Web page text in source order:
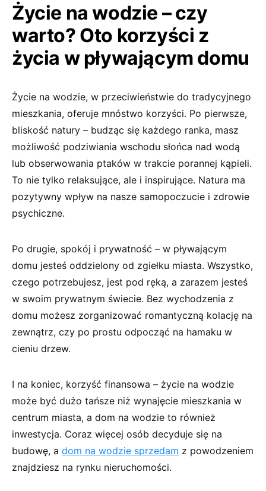
Życie na wodzie – czy
warto? Oto korzyści z
życia w pływającym domu
Życie na wodzie, w przeciwieństwie do tradycyjnego
mieszkania, oferuje mnóstwo korzyści. Po pierwsze,
bliskość natury – budząc się każdego ranka, masz
możliwość podziwiania wschodu słońca nad wodą
lub obserwowania ptaków w trakcie porannej kąpieli.
To nie tylko relaksujące, ale i inspirujące. Natura ma
pozytywny wpływ na nasze samopoczucie i zdrowie
psychiczne.
Po drugie, spokój i prywatność – w pływającym
domu jesteś oddzielony od zgiełku miasta. Wszystko,
czego potrzebujesz, jest pod ręką, a zarazem jesteś
w swoim prywatnym świecie. Bez wychodzenia z
domu możesz zorganizować romantyczną kolację na
zewnątrz, czy po prostu odpocząć na hamaku w
cieniu drzew.
I na koniec, korzyść finansowa – życie na wodzie
może być dużo tańsze niż wynajęcie mieszkania w
centrum miasta, a dom na wodzie to również
inwestycja. Coraz więcej osób decyduje się na
budowę, a dom na wodzie sprzedam z powodzeniem
znajdziesz na rynku nieruchomości.